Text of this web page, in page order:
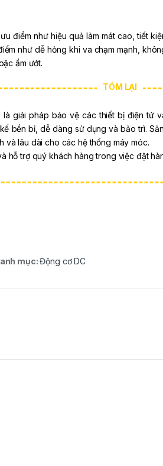
điểm như hiệu quả làm mát cao, tiết
như dễ hỏng khi va chạm mạnh,
ẩm ướt.
là giải pháp bảo vệ các thiết bị điện tử
bền bỉ, dễ dàng sử dụng và bảo trì.
và lâu dài cho các hệ thống máy móc.
hỗ trợ quý khách hàng trong việc đặt
mục:Động cơ DC
Dụng cụ hàn